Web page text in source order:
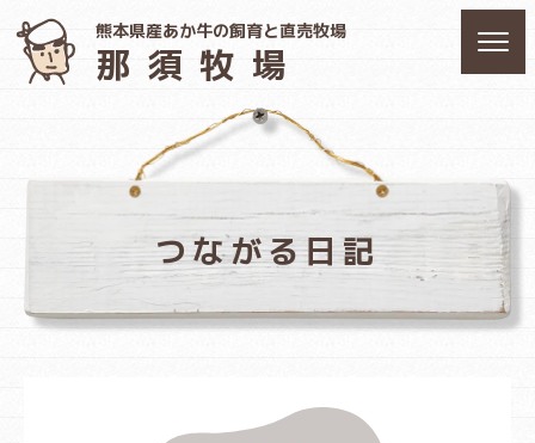
熊本県産あか牛の飼育と直売牧場
那須牧場
つながる日記